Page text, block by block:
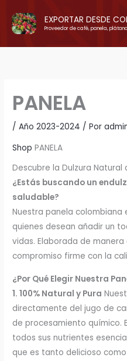
contenido
EXPORTAR DESDE
Proveedor de café, panela,
PANELA
/Año 2023-2024 / Por
Shop PANELA
Descubre la Dulzura
¿Estás buscando un
saludable?
Nuestra panela
quienes desean añadir un
vidas. Elaborada de
compromiso firme con la
¿Por Qué Elegir Nuestra
1. 100% Natural y Pura
directamente del jugo de
de procesamiento químico.
todos sus nutrientes
que es tanto delicioso